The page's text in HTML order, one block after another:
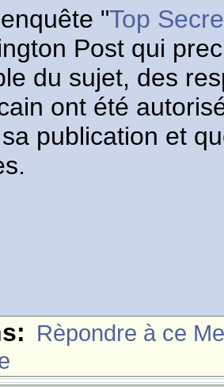
"Top
Post qui
du sujet, des
ont été
publication et
Rèpondre à ce